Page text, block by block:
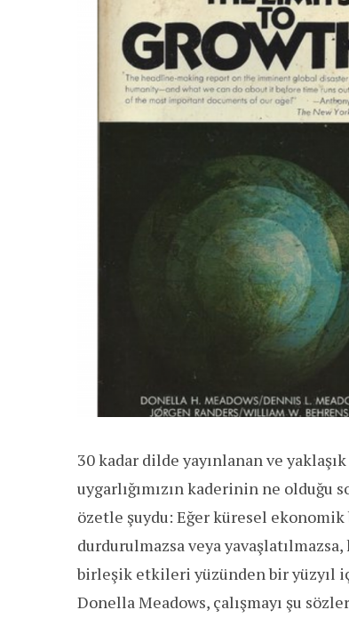
30 kadar dilde yayınlanan ve
uygarlığımızın kaderinin ne olduğu
özetle şuydu: Eğer küresel
durdurulmazsa veya
birleşik etkileri yüzünden bir yüzyıl
Donella Meadows, çalışmayı şu